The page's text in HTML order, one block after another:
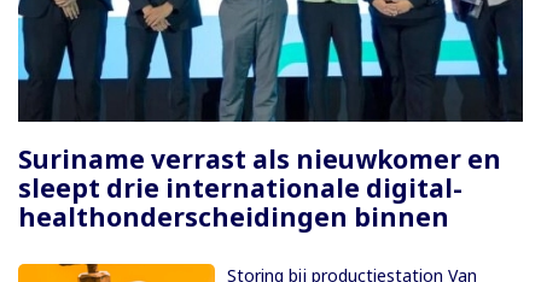
Suriname verrast als nieuwkomer en
sleept drie internationale digital-
healthonderscheidingen binnen
Storing bij productiestation Van